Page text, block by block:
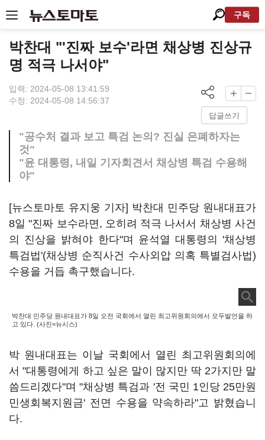
구독
박찬대 "'진짜 보수'라면 채상병 진상규
명 적극 나서야"
입력: 2024-05-08 13:41:59
수정: 2024-05-08 14:56:37
답글쓰기
"공수처 결과 보고 특검 논의? 진실 은폐하자는
것"
"윤 대통령, 내일 기자회견서 채상병 특검 수용해
야"
[뉴스토마토 유지웅 기자] 박찬대 민주당 원내대표가
8일 "진짜 보수라면, 오히려 적극 나서서 채상병 사건
의 진상을 밝혀야 한다"며 윤석열 대통령의 '채상병
특검법'(채상병 순직사건 수사외압 의혹 특별검사법)
수용을 거듭 촉구했습니다.
박찬대 민주당 원내대표가 8일 오전 국회에서 열린 최고위원회의에서 모두발언을 하
고 있다. (사진=뉴시스)
박 원내대표는 이날 국회에서 열린 최고위원회의에
서 "대통령에게 하고 싶은 말이 많지만 딱 2가지만 말
씀드리겠다"며 "채상병 특검과 '전 국민 1인당 25만원
민생회복지원금' 전면 수용을 약속하라"고 밝혔습니
다.